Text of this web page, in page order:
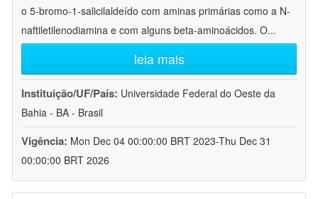
o 5-bromo-1-salicilaldeído com aminas primárias como a N-
naftiletilenodiamina e com alguns beta-aminoácidos. O...
leia mais
Instituição/UF/País: Universidade Federal do Oeste da
Bahia - BA - Brasil
Vigência: Mon Dec 04 00:00:00 BRT 2023-Thu Dec 31
00:00:00 BRT 2026